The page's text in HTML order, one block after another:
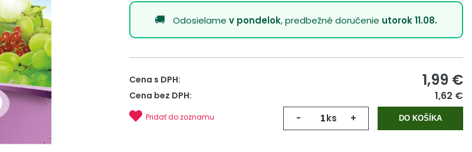
Odosielamev pondelok, predbežné doručenie utorok 11.08.
Cena s DPH: 1,99 €
Cena bez DPH: 1,62 €
- ks + DO KOŠÍKA
Pridať do zoznamu